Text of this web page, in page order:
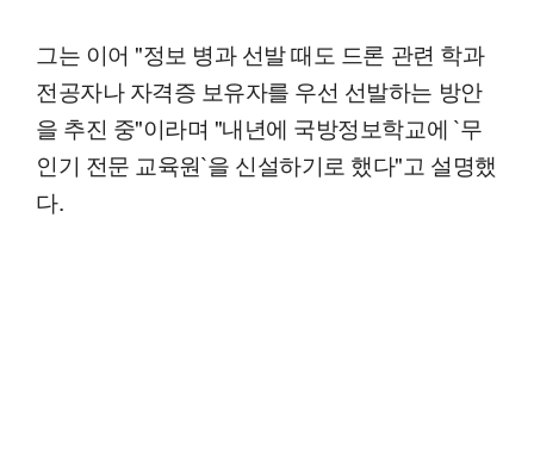
그는 이어 "정보 병과 선발 때도 드론 관련 학과
전공자나 자격증 보유자를 우선 선발하는 방안
을 추진 중"이라며 "내년에 국방정보학교에 `무
인기 전문 교육원`을 신설하기로 했다"고 설명했
다.